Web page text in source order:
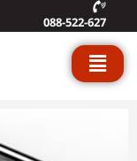
088-522-627